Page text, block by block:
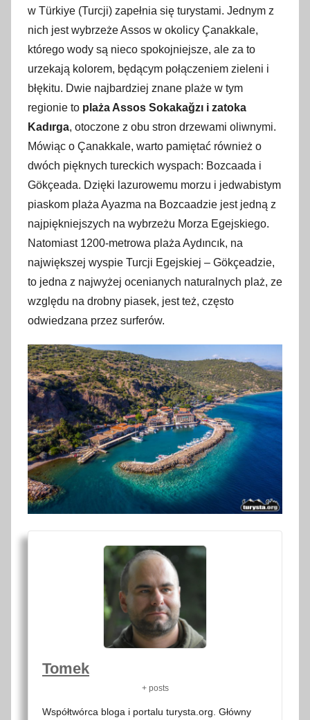
w Türkiye (Turcji) zapełnia się turystami. Jednym z
nich jest wybrzeże Assos w okolicy Çanakkale,
którego wody są nieco spokojniejsze, ale za to
urzekają kolorem, będącym połączeniem zieleni i
błękitu. Dwie najbardziej znane plaże w tym
regionie to plaża Assos Sokakağzı i zatoka
Kadırga, otoczone z obu stron drzewami oliwnymi.
Mówiąc o Çanakkale, warto pamiętać również o
dwóch pięknych tureckich wyspach: Bozcaada i
Gökçeada. Dzięki lazurowemu morzu i jedwabistym
piaskom plaża Ayazma na Bozcaadzie jest jedną z
najpiękniejszych na wybrzeżu Morza Egejskiego.
Natomiast 1200-metrowa plaża Aydıncık, na
największej wyspie Turcji Egejskiej – Gökçeadzie,
to jedna z najwyżej ocenianych naturalnych plaż, ze
względu na drobny piasek, jest też, często
odwiedzana przez surferów.
Tomek
+ posts
Współtwórca bloga i portalu turysta.org. Główny